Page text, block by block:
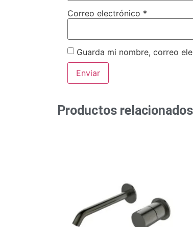
Correo electrónico *
Guarda mi nombre, correo
Productos relacionados